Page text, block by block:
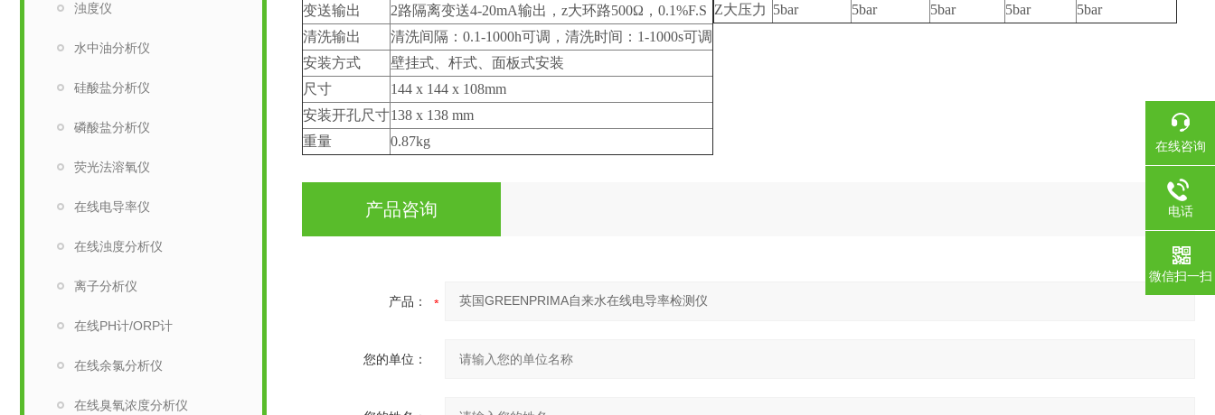
浊度仪
水中油分析仪
硅酸盐分析仪
磷酸盐分析仪
荧光法溶氧仪
在线电导率仪
在线浊度分析仪
离子分析仪
在线PH计/ORP计
在线余氯分析仪
在线臭氧浓度分析仪
变送输出
2路隔离变送4-20mA输出，z大环路500Ω，0.1%F.S
清洗输出
清洗间隔：0.1-1000h可调，清洗时间：1-1000s可调
安装方式
壁挂式、杆式、面板式安装
尺寸
144 x 144 x 108mm
安装开孔尺寸138 x 138 mm
重量
0.87kg
Z大压力 5bar 5bar 5bar 5bar 5bar
产品咨询
产品：
您的单位：
在线咨询
电话
微信扫一扫